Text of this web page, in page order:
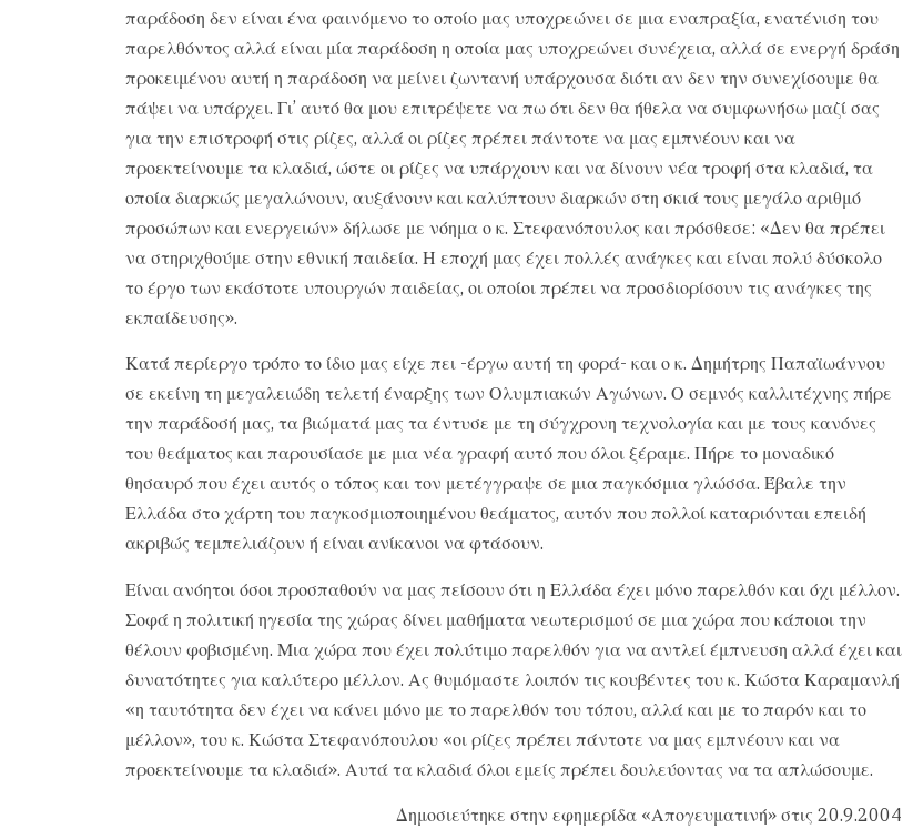
παράδοση δεν είναι ένα φαινόμενο το οποίο μας υποχρεώνει σε μια εναπραξία, ενατένιση του
παρελθόντος αλλά είναι μία παράδοση η οποία μας υποχρεώνει συνέχεια, αλλά σε ενεργή δράση
προκειμένου αυτή η παράδοση να μείνει ζωντανή υπάρχουσα διότι αν δεν την συνεχίσουμε θα
πάψει να υπάρχει. Γι’ αυτό θα μου επιτρέψετε να πω ότι δεν θα ήθελα να συμφωνήσω μαζί σας
για την επιστροφή στις ρίζες, αλλά οι ρίζες πρέπει πάντοτε να μας εμπνέουν και να
προεκτείνουμε τα κλαδιά, ώστε οι ρίζες να υπάρχουν και να δίνουν νέα τροφή στα κλαδιά, τα
οποία διαρκώς μεγαλώνουν, αυξάνουν και καλύπτουν διαρκών στη σκιά τους μεγάλο αριθμό
προσώπων και ενεργειών» δήλωσε με νόημα ο κ. Στεφανόπουλος και πρόσθεσε: «Δεν θα πρέπει
να στηριχθούμε στην εθνική παιδεία. Η εποχή μας έχει πολλές ανάγκες και είναι πολύ δύσκολο
το έργο των εκάστοτε υπουργών παιδείας, οι οποίοι πρέπει να προσδιορίσουν τις ανάγκες της
εκπαίδευσης».
Κατά περίεργο τρόπο το ίδιο μας είχε πει -έργω αυτή τη φορά- και ο κ. Δημήτρης Παπαϊωάννου
σε εκείνη τη μεγαλειώδη τελετή έναρξης των Ολυμπιακών Αγώνων. Ο σεμνός καλλιτέχνης πήρε
την παράδοσή μας, τα βιώματά μας τα έντυσε με τη σύγχρονη τεχνολογία και με τους κανόνες
του θεάματος και παρουσίασε με μια νέα γραφή αυτό που όλοι ξέραμε. Πήρε το μοναδικό
θησαυρό που έχει αυτός ο τόπος και τον μετέγγραψε σε μια παγκόσμια γλώσσα. Έβαλε την
Ελλάδα στο χάρτη του παγκοσμιοποιημένου θεάματος, αυτόν που πολλοί καταριόνται επειδή
ακριβώς τεμπελιάζουν ή είναι ανίκανοι να φτάσουν.
Είναι ανόητοι όσοι προσπαθούν να μας πείσουν ότι η Ελλάδα έχει μόνο παρελθόν και όχι μέλλον.
Σοφά η πολιτική ηγεσία της χώρας δίνει μαθήματα νεωτερισμού σε μια χώρα που κάποιοι την
θέλουν φοβισμένη. Μια χώρα που έχει πολύτιμο παρελθόν για να αντλεί έμπνευση αλλά έχει και
δυνατότητες για καλύτερο μέλλον. Ας θυμόμαστε λοιπόν τις κουβέντες του κ. Κώστα Καραμανλή
«η ταυτότητα δεν έχει να κάνει μόνο με το παρελθόν του τόπου, αλλά και με το παρόν και το
μέλλον», του κ. Κώστα Στεφανόπουλου «οι ρίζες πρέπει πάντοτε να μας εμπνέουν και να
προεκτείνουμε τα κλαδιά». Αυτά τα κλαδιά όλοι εμείς πρέπει δουλεύοντας να τα απλώσουμε.
Δημοσιεύτηκε στην εφημερίδα «Απογευματινή» στις 20.9.2004